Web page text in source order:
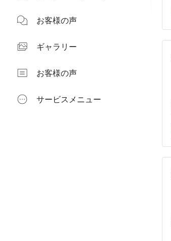
お客様の声
ギャラリー
お客様の声
サービスメニュー